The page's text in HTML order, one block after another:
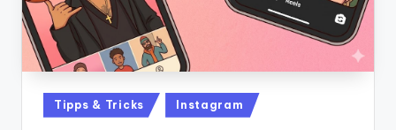
Posted
in
Tipps & Tricks Instagram